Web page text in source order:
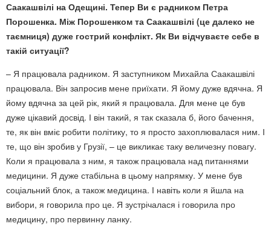
Саакашвілі на Одещині. Тепер Ви є радником Петра
Порошенка. Між Порошенком та Саакашвілі (це далеко не
таємниця) дуже гострий конфлікт. Як Ви відчуваєте себе в
такій ситуації?
– Я працювала радником. Я заступником Михайла Саакашвілі
працювала. Він запросив мене приїхати. Я йому дуже вдячна. Я
йому вдячна за цей рік, який я працювала. Для мене це був
дуже цікавий досвід. І він такий, я так сказала б, його бачення,
те, як він вміє робити політику, то я просто захоплювалася ним. І
те, що він зробив у Грузії, – це викликає таку величезну повагу.
Коли я працювала з ним, я також працювала над питаннями
медицини. Я дуже стабільна в цьому напрямку. У мене був
соціальний блок, а також медицина. І навіть коли я йшла на
вибори, я говорила про це. Я зустрічалася і говорила про
медицину, про первинну ланку.